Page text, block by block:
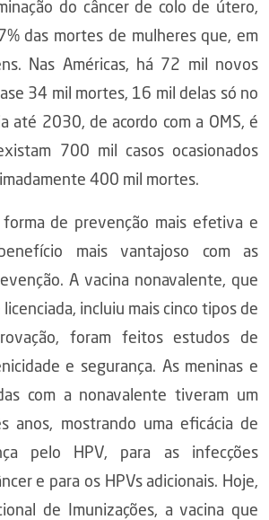
do câncer de colo de útero,
das mortes de mulheres que, em
Nas Américas, há 72 mil novos
34 mil mortes, 16 mil delas só no
até 2030, de acordo com a OMS, é
700 mil casos ocasionados
400 mil mortes.
forma de prevenção mais efetiva e
mais vantajoso com as
A vacina nonavalente, que
incluiu mais cinco tipos de
foram feitos estudos de
e segurança. As meninas e
com a nonavalente tiveram um
anos, mostrando uma eficácia de
pelo HPV, para as infecções
e para os HPVs adicionais. Hoje,
de Imunizações, a vacina que